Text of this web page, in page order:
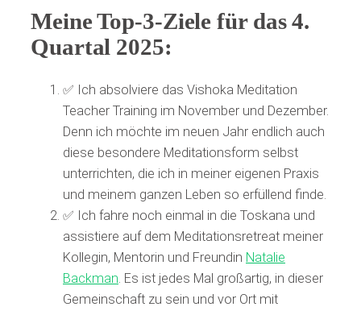
Meine Top-3-Ziele für das 4.
Quartal 2025:
✅ Ich absolviere das Vishoka Meditation
Teacher Training im November und Dezember.
Denn ich möchte im neuen Jahr endlich auch
diese besondere Meditationsform selbst
unterrichten, die ich in meiner eigenen Praxis
und meinem ganzen Leben so erfüllend finde.
✅ Ich fahre noch einmal in die Toskana und
assistiere auf dem Meditationsretreat meiner
Kollegin, Mentorin und Freundin Natalie
Backman. Es ist jedes Mal großartig, in dieser
Gemeinschaft zu sein und vor Ort mit